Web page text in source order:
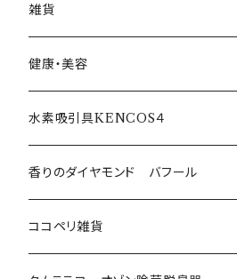
ココペリ
雑貨
健康・美容
酵素ドリンク
KAZASU(非接触型温度計＆自動セン
サー消毒）
ミラブル
水素吸引具KENCOS４
本体と専用電解液のセット
専用電解液
香りのダイヤモンド バフール
ココペリ雑貨